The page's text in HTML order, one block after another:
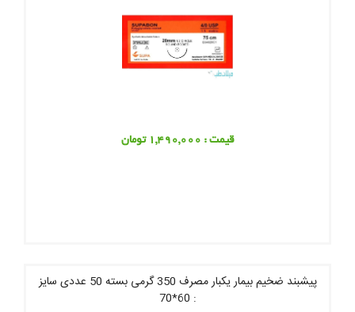
قیمت : 1,490,000 تومان
پیشبند ضخیم بیمار یکبار مصرف 350 گرمی بسته 50 عددی سایز
: 60*70